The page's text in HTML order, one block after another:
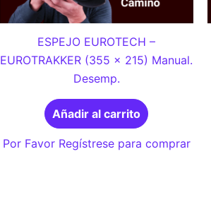
ESPEJO EUROTECH –
EUROTRAKKER (355 x 215) Manual.
Desemp.
Añadir al carrito
Por Favor Regístrese para comprar